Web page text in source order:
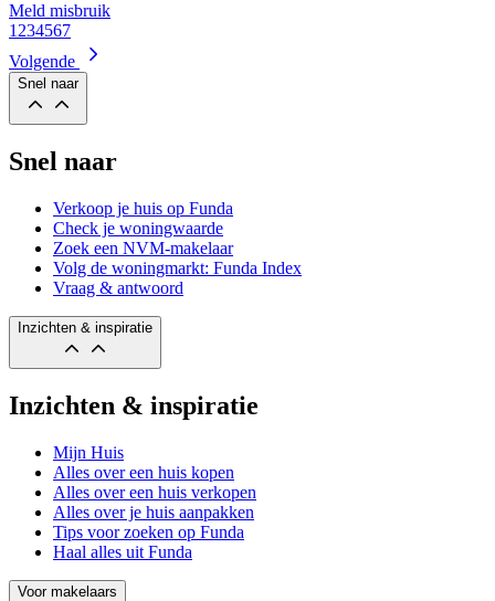
Meld misbruik
1 234567
Volgende
Snel naar
Snel naar
Verkoop je huis op Funda
Check je woningwaarde
Zoek een NVM-makelaar
Volg de woningmarkt: Funda Index
Vraag & antwoord
Inzichten & inspiratie
Inzichten & inspiratie
Mijn Huis
Alles over een huis kopen
Alles over een huis verkopen
Alles over je huis aanpakken
Tips voor zoeken op Funda
Haal alles uit Funda
Voor makelaars